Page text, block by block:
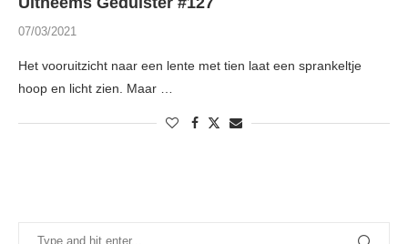
07/03/2021
Het vooruitzicht naar een lente met tien laat een sprankeltje
hoop en licht zien. Maar …